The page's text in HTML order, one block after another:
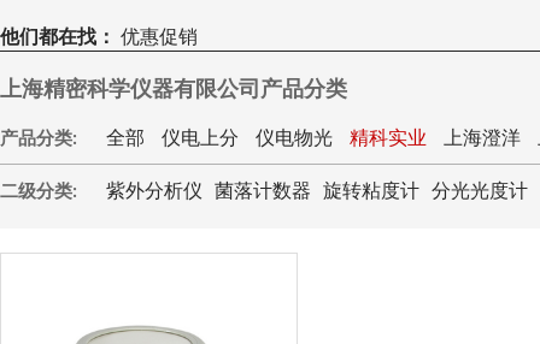
他们都在找： 优惠促销
上海精密科学仪器有限公司产品分类
产品分类: 全部 仪电上分 仪电物光 精科实业 上海澄洋
二级分类: 紫外分析仪 菌落计数器 旋转粘度计 分光光度计